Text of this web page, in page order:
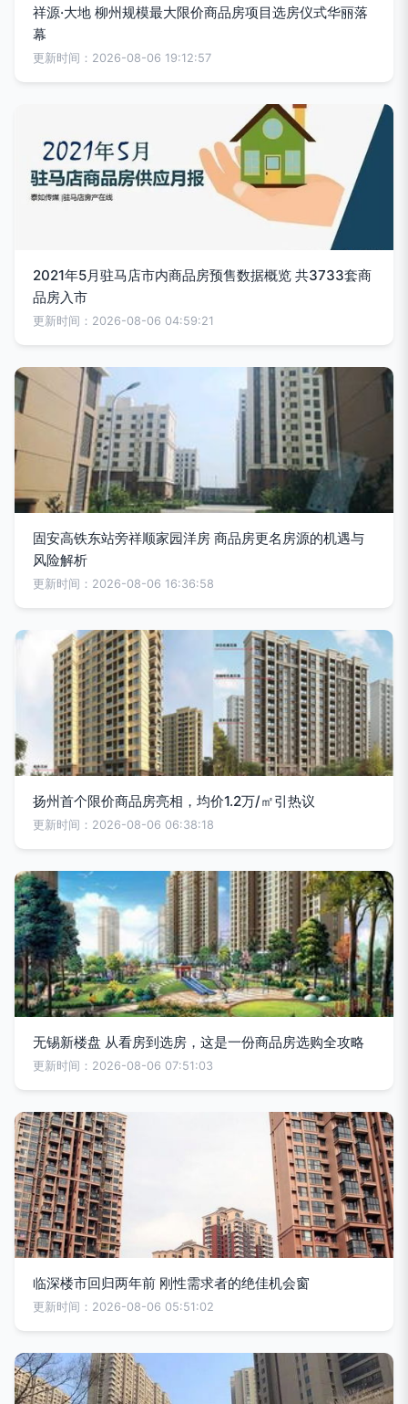
祥源·大地 柳州规模最大限价商品房项目选房仪式华丽落
幕
更新时间：2026-08-06 19:12:57
2021年5月驻马店市内商品房预售数据概览 共3733套商
品房入市
更新时间：2026-08-06 04:59:21
固安高铁东站旁祥顺家园洋房 商品房更名房源的机遇与
风险解析
更新时间：2026-08-06 16:36:58
扬州首个限价商品房亮相，均价1.2万/㎡引热议
更新时间：2026-08-06 06:38:18
无锡新楼盘 从看房到选房，这是一份商品房选购全攻略
更新时间：2026-08-06 07:51:03
临深楼市回归两年前 刚性需求者的绝佳机会窗
更新时间：2026-08-06 05:51:02